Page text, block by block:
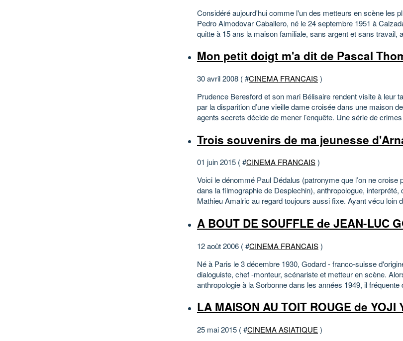
Considéré aujourd'hui comme l'un des metteurs en scène les
Pedro Almodovar Caballero, né le 24 septembre 1951 à
quitte à 15 ans la maison familiale, sans argent et sans travail,
Mon petit doigt m'a dit de Pascal
30 avril 2008 ( #CINEMA FRANCAIS)
Prudence Beresford et son mari Bélisaire rendent visite à leur
par la disparition d’une vieille dame croisée dans une maison
agents secrets décide de mener l’enquête. Une série de
Trois souvenirs de ma jeunesse
01 juin 2015 ( #CINEMA FRANCAIS)
Voici le dénommé Paul Dédalus (patronyme que l’on ne croise
dans la filmographie de Desplechin), anthropologue, interprété,
Mathieu Amalric au regard toujours aussi fixe. Ayant vécu loin
A BOUT DE SOUFFLE de JEAN-LUC
12 août 2006 ( #CINEMA FRANCAIS)
Né à Paris le 3 décembre 1930, Godard - franco-suisse
dialoguiste, chef -monteur, scénariste et metteur en scène.
anthropologie à la Sorbonne dans les années 1949, il fréquente
LA MAISON AU TOIT ROUGE de YOJI
25 mai 2015 ( #CINEMA ASIATIQUE )